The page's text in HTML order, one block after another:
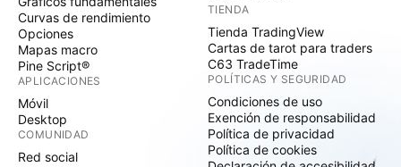
Curvas de rendimiento
Opciones
Mapas macro
Pine Script®
APLICACIONES
Móvil
Desktop
COMUNIDAD
Red social
TIENDA
Tienda TradingView
Cartas de tarot para traders
C63 TradeTime
POLÍTICAS Y SEGURIDAD
Condiciones de uso
Exención de responsabilidad
Política de privacidad
Política de cookies